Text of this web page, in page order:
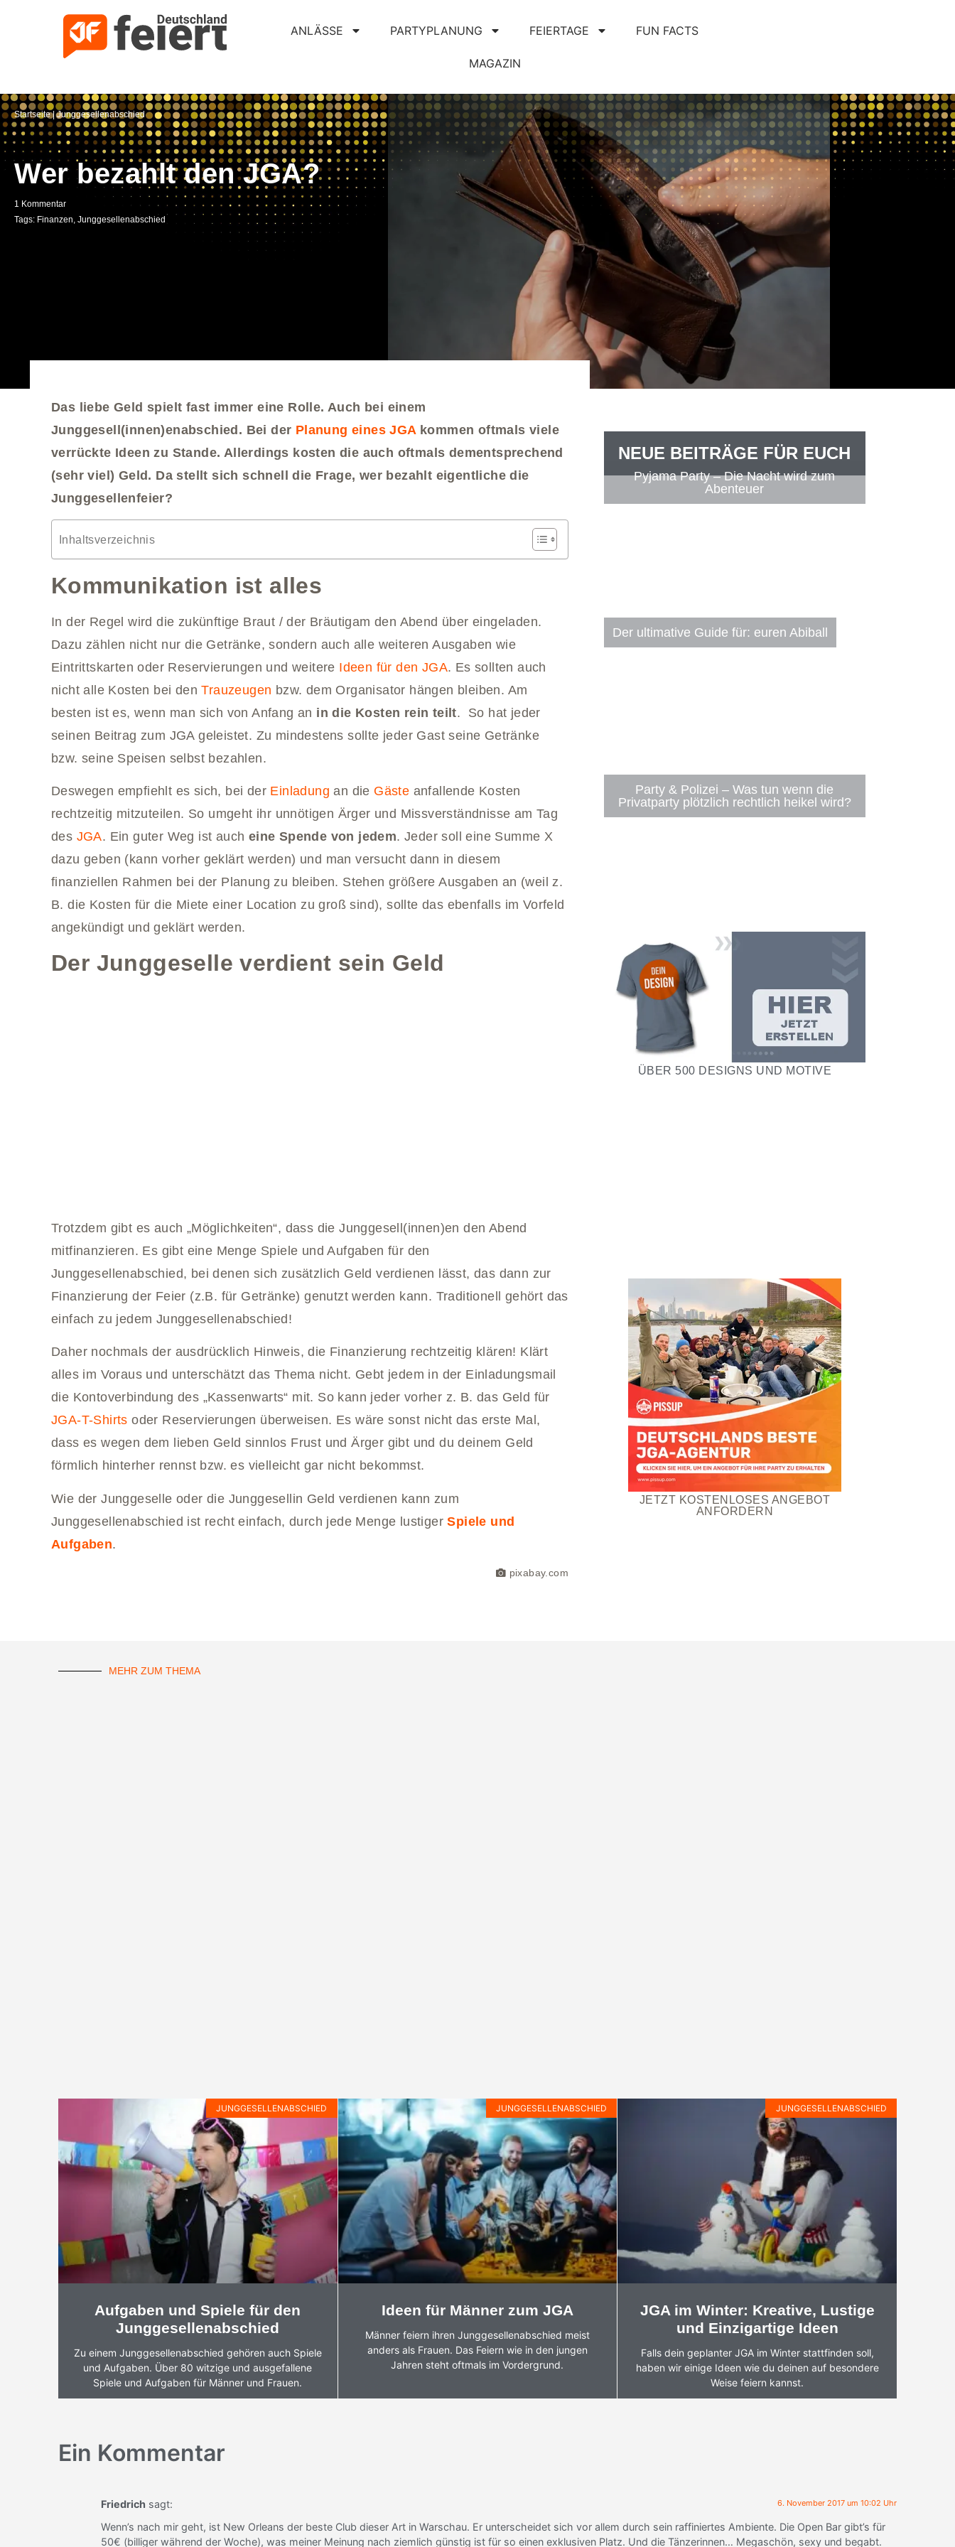
ANLÄSSE PARTYPLANUNG FEIERTAGE FUN FACTS
MAGAZIN
Startseite|Junggesellenabschied
Wer bezahlt den JGA?
1 Kommentar
Tags: Finanzen, Junggesellenabschied
Das liebe Geld spielt fast immer eine Rolle. Auch bei einem
Junggesell(innen)enabschied. Bei der Planung eines JGA kommen oftmals viele
verrückte Ideen zu Stande. Allerdings kosten die auch oftmals dementsprechend
(sehr viel) Geld. Da stellt sich schnell die Frage, wer bezahlt eigentliche die
Junggesellenfeier?
Inhaltsverzeichnis
Kommunikation ist alles
In der Regel wird die zukünftige Braut / der Bräutigam den Abend über eingeladen.
Dazu zählen nicht nur die Getränke, sondern auch alle weiteren Ausgaben wie
Eintrittskarten oder Reservierungen und weitere Ideen für den JGA. Es sollten auch
nicht alle Kosten bei denTrauzeugen bzw. dem Organisator hängen bleiben. Am
besten ist es, wenn man sich von Anfang an in die Kosten rein teilt. So hat jeder
seinen Beitrag zum JGA geleistet. Zu mindestens sollte jeder Gast seine Getränke
bzw. seine Speisen selbst bezahlen.
Deswegen empfiehlt es sich, bei der Einladung an die Gäste anfallende Kosten
rechtzeitig mitzuteilen. So umgeht ihr unnötigen Ärger und Missverständnisse am Tag
des JGA. Ein guter Weg ist auch eine Spende von jedem. Jeder soll eine Summe X
dazu geben (kann vorher geklärt werden) und man versucht dann in diesem
finanziellen Rahmen bei der Planung zu bleiben. Stehen größere Ausgaben an (weil z.
B. die Kosten für die Miete einer Location zu groß sind), sollte das ebenfalls im Vorfeld
angekündigt und geklärt werden.
Der Junggeselle verdient sein Geld
Trotzdem gibt es auch „Möglichkeiten“, dass die Junggesell(innen)en den Abend
mitfinanzieren. Es gibt eine Menge Spiele und Aufgaben für den
Junggesellenabschied, bei denen sich zusätzlich Geld verdienen lässt, das dann zur
Finanzierung der Feier (z.B. für Getränke) genutzt werden kann. Traditionell gehört das
einfach zu jedem Junggesellenabschied!
Daher nochmals der ausdrücklich Hinweis, die Finanzierung rechtzeitig klären! Klärt
alles im Voraus und unterschätzt das Thema nicht. Gebt jedem in der Einladungsmail
die Kontoverbindung des „Kassenwarts“ mit. So kann jeder vorher z. B. das Geld für
JGA-T-Shirts oder Reservierungen überweisen. Es wäre sonst nicht das erste Mal,
dass es wegen dem lieben Geld sinnlos Frust und Ärger gibt und du deinem Geld
förmlich hinterher rennst bzw. es vielleicht gar nicht bekommst.
Wie der Junggeselle oder die Junggesellin Geld verdienen kann zum
Junggesellenabschied ist recht einfach, durch jede Menge lustigerSpiele und
Aufgaben.
pixabay.com
NEUE BEITRÄGE FÜR EUCH
Pyjama Party – Die Nacht wird zum
Abenteuer
Der ultimative Guide für: euren Abiball
Party & Polizei – Was tun wenn die
Privatparty plötzlich rechtlich heikel wird?
ÜBER 500 DESIGNS UND MOTIVE
JETZT KOSTENLOSES ANGEBOT
ANFORDERN
MEHR ZUM THEMA
JUNGGESELLENABSCHIED
Aufgaben und Spiele für den
Junggesellenabschied
Zu einem Junggesellenabschied gehören auch Spiele
und Aufgaben. Über 80 witzige und ausgefallene
Spiele und Aufgaben für Männer und Frauen.
JUNGGESELLENABSCHIED
Ideen für Männer zum JGA
Männer feiern ihren Junggesellenabschied meist
anders als Frauen. Das Feiern wie in den jungen
Jahren steht oftmals im Vordergrund.
JUNGGESELLENABSCHIED
JGA im Winter: Kreative, Lustige
und Einzigartige Ideen
Falls dein geplanter JGA im Winter stattfinden soll,
haben wir einige Ideen wie du deinen auf besondere
Weise feiern kannst.
Ein Kommentar
Friedrich sagt: 6. November 2017 um 10:02 Uhr
Wenn’s nach mir geht, ist New Orleans der beste Club dieser Art in Warschau. Er unterscheidet sich vor allem durch sein raffiniertes Ambiente. Die Open Bar gibt’s für
50€ (billiger während der Woche), was meiner Meinung nach ziemlich günstig ist für so einen exklusiven Platz. Und die Tänzerinnen… Megaschön, sexy und begabt.